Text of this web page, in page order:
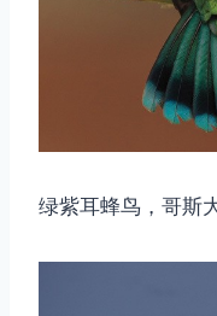
绿紫耳蜂鸟，哥斯